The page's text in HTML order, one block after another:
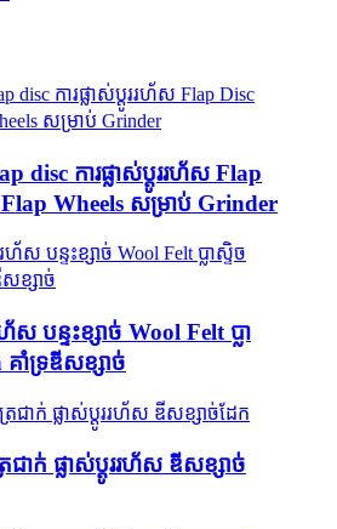
disc ការផ្លាស់ប្តូររហ័ស Flap
Wheels សម្រាប់ Grinder
រហ័ស បន្ទះខ្សាច់ Wool Felt ប្លា
ាំទ្រឌីសខ្សាច់
ាក់ ផ្លាស់ប្តូររហ័ស ឌីសខ្សាច់